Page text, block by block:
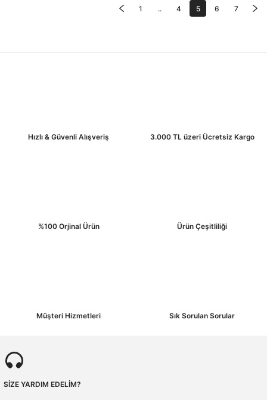
1 .. 4 5 6 7
Hızlı & Güvenli Alışveriş 3.000 TL üzeri Ücretsiz Kargo
%100 Orjinal Ürün Ürün Çeşitliliği
Müşteri Hizmetleri Sık Sorulan Sorular
SİZE YARDIM EDELİM?